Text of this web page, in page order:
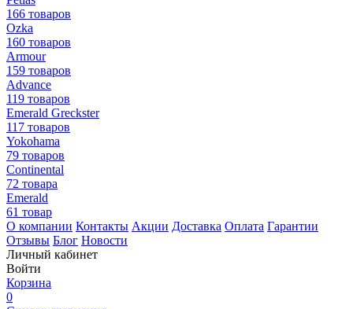
166 товаров
Ozka
160 товаров
Armour
159 товаров
Advance
119 товаров
Emerald Greckster
117 товаров
Yokohama
79 товаров
Continental
72 товара
Emerald
61 товар
О компании Контакты Акции Доставка Оплата Гарантии
Отзывы Блог Новости
Личный кабинет
Войти
Корзина
0